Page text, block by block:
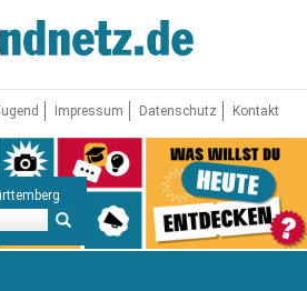
Impressum Datenschutz Kontakt